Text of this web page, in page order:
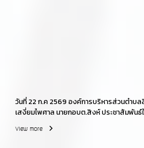
วันที่่ 22 ก.ค 2569 องค์การบริหารส่วนตำบลสิงห์ นำโดยนายศักดิ์ชาย
เสงี่ยมไพศาล นายกอบต.สิงห์ ประชาสัมพันธ์ใช้ปิ่นโต ถุงผ้า ทำบุญ
View more